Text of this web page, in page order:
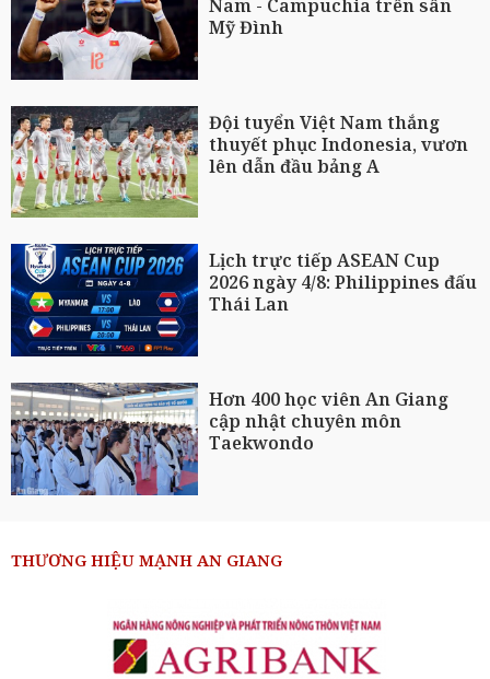
Nam - Campuchia trên sân
Mỹ Đình
Đội tuyển Việt Nam thắng
thuyết phục Indonesia, vươn
lên dẫn đầu bảng A
Lịch trực tiếp ASEAN Cup
2026 ngày 4/8: Philippines đấu
Thái Lan
Hơn 400 học viên An Giang
cập nhật chuyên môn
Taekwondo
THƯƠNG HIỆU MẠNH AN GIANG